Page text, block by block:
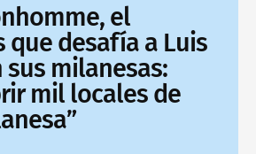
el
que desafía a Luis
sus milanesas:
mil locales de